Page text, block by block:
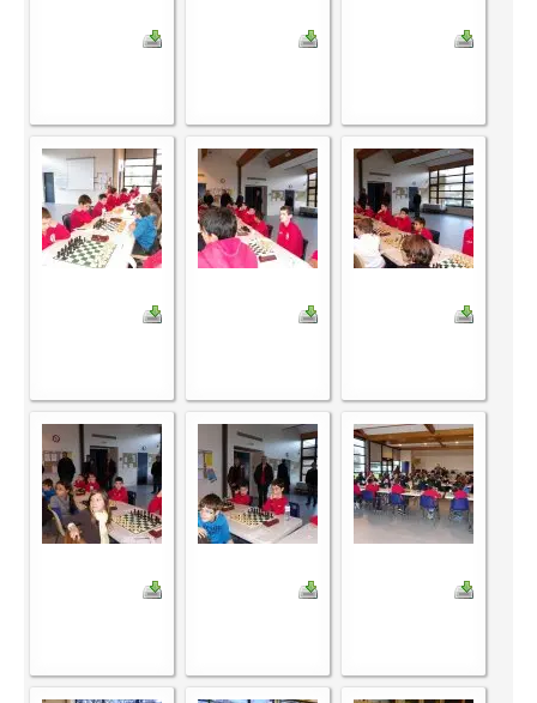
Les tournois internes
Les compétitions
Les équipes Adultes
Les équipes Jeunes
Les championnats individuels
Les galeries
Les infos
Les annonces de tournois